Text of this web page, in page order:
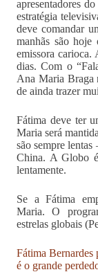
apresentadores
estratégia
deve comandar
manhãs são
emissora carioca.
dias. Com o
Ana Maria Braga
de ainda trazer
Fátima deve ter
Maria será
são sempre
China. A Globo
lentamente.
Se a Fátima
Maria. O
estrelas globais
Fátima
é o grande